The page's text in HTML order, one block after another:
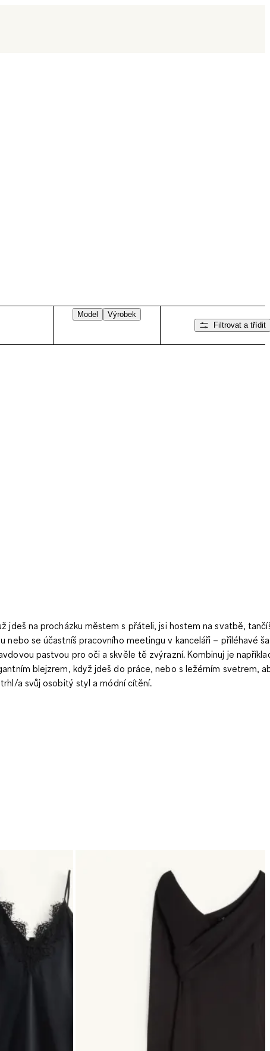
Model
Výrobek
Filtrovat a třídit
jdeš na procházku městem s přáteli, jsi hostem na svatbě,
nebo se účastníš pracovního meetingu v kanceláři – přiléhavé
pastvou pro oči a skvěle tě zvýrazní. Kombinuj je
blejzrem, když jdeš do práce, nebo s ležérním svetrem,
a svůj osobitý styl a módní cítění.